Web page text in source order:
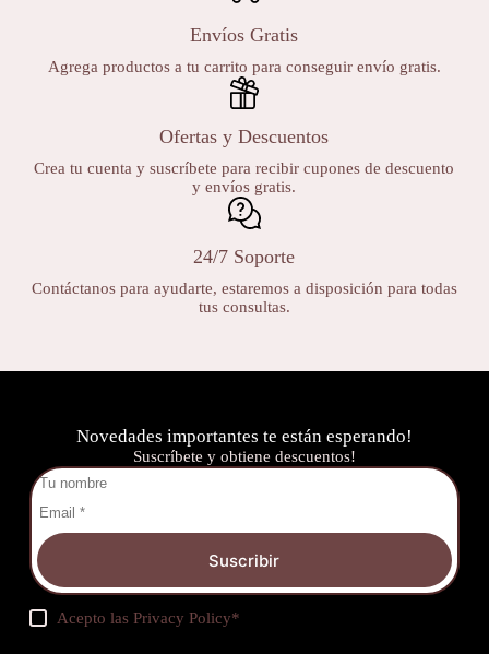
Envíos Gratis
Agrega productos a tu carrito para conseguir envío gratis.
Ofertas y Descuentos
Crea tu cuenta y suscríbete para recibir cupones de descuento
y envíos gratis.
24/7 Soporte
Contáctanos para ayudarte, estaremos a disposición para todas
tus consultas.
Novedades importantes te están esperando!
Suscríbete y obtiene descuentos!
Suscribir
Acepto lasPrivacy Policy*